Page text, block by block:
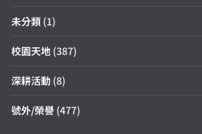
未分類 (1)
校園天地 (387)
深耕活動 (8)
號外/榮譽 (477)